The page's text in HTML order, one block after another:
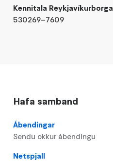
Kennitala
530269–7609
Hafa samband
Ábendingar
Sendu okkur ábendingu
Netspjall